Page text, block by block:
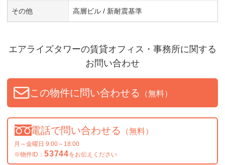
その他 高層ビル / 新耐震基準
エアライズタワーの賃貸オフィス・事務所に関する
お問い合わせ
この物件に問い合わせる （無料）
電話で問い合わせる （無料）
月～金曜日 9:00～18:00
※物件ID： 53744をお伝えください